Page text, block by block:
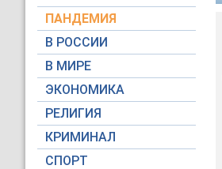
ПАНДЕМИЯ
В РОССИИ
В МИРЕ
ЭКОНОМИКА
РЕЛИГИЯ
КРИМИНАЛ
СПОРТ